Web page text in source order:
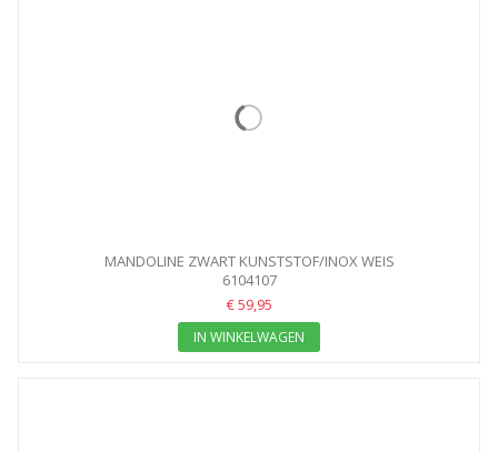
MANDOLINE ZWART KUNSTSTOF/INOX WEIS
6104107
€ 59,95
IN WINKELWAGEN